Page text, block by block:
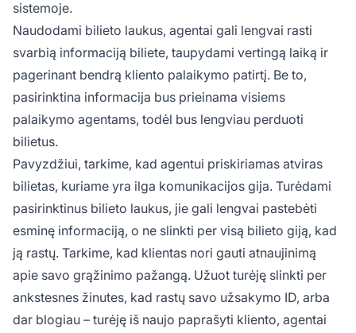
sistemoje.
Naudodami bilieto laukus, agentai gali lengvai rasti
svarbią informaciją biliete, taupydami vertingą laiką ir
pagerinant bendrą kliento palaikymo patirtį. Be to,
pasirinktina informacija bus prieinama visiems
palaikymo agentams, todėl bus lengviau perduoti
bilietus.
Pavyzdžiui, tarkime, kad agentui priskiriamas atviras
bilietas, kuriame yra ilga komunikacijos gija. Turėdami
pasirinktinus bilieto laukus, jie gali lengvai pastebėti
esminę informaciją, o ne slinkti per visą bilieto giją, kad
ją rastų. Tarkime, kad klientas nori gauti atnaujinimą
apie savo grąžinimo pažangą. Užuot turėję slinkti per
ankstesnes žinutes, kad rastų savo užsakymo ID, arba
dar blogiau – turėję iš naujo paprašyti kliento, agentai